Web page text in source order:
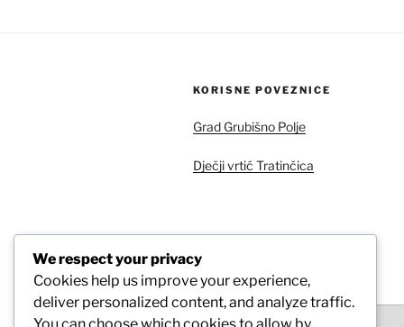
KORISNE POVEZNICE
Grad Grubišno Polje
Dječji vrtić Tratinčica
ARHIVA
Arhiva
We respect your privacy
Cookies help us improve your experience,
deliver personalized content, and analyze traffic.